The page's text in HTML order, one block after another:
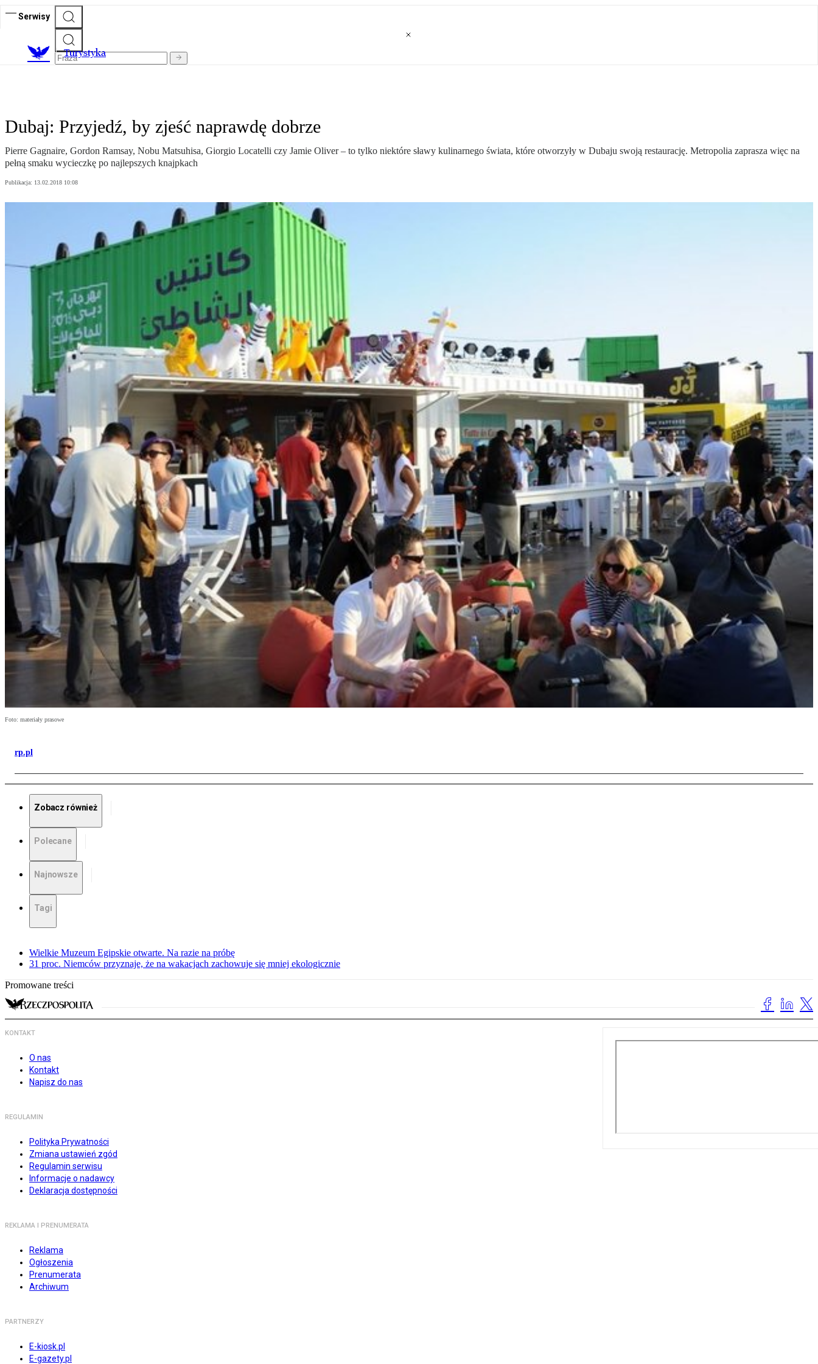
Serwisy
Turystyka
Dubaj: Przyjedź, by zjeść naprawdę dobrze
Pierre Gagnaire, Gordon Ramsay, Nobu Matsuhisa, Giorgio Locatelli czy Jamie Oliver – to tylko niektóre sławy kulinarnego świata, które otworzyły w Dubaju swoją restaurację. Metropolia zaprasza więc na
pełną smaku wycieczkę po najlepszych knajpkach
Publikacja: 13.02.2018 10:08
Foto: materiały prasowe
rp.pl
Zobacz również
Polecane
Najnowsze
Tagi
Wielkie Muzeum Egipskie otwarte. Na razie na próbę
31 proc. Niemców przyznaje, że na wakacjach zachowuje się mniej ekologicznie
Promowane treści
KONTAKT
O nas
Kontakt
Napisz do nas
REGULAMIN
Polityka Prywatności
Zmiana ustawień zgód
Regulamin serwisu
Informacje o nadawcy
Deklaracja dostępności
REKLAMA I PRENUMERATA
Reklama
Ogłoszenia
Prenumerata
Archiwum
PARTNERZY
E-kiosk.pl
E-gazety.pl